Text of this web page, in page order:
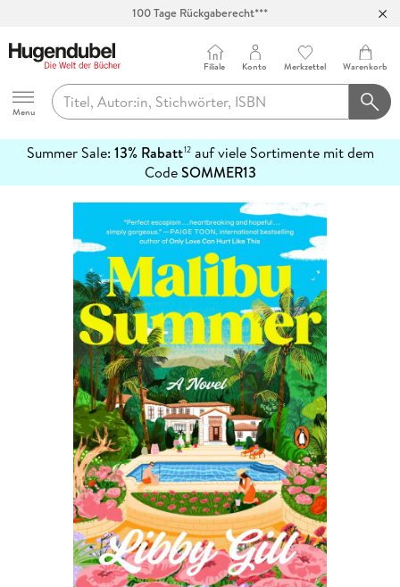
100 Tage Rückgaberecht***
Hugendubel
Menu
Filiale Konto Merkzettel Warenkorb
Summer Sale: 13% Rabatt12auf viele Sortimente mit dem
CodeSOMMER13
erfahren